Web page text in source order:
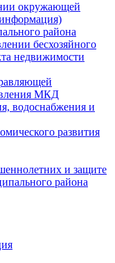
окружающей
района
бесхозяйного
недвижимости
МКД
водоснабжения и
развития
и защите
района